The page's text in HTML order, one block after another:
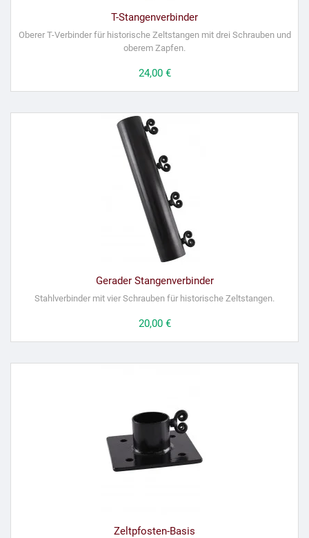
T-Stangenverbinder
Oberer T-Verbinder für historische Zeltstangen mit drei Schrauben und
oberem Zapfen.
Preis
24,00 €
Gerader Stangenverbinder
Stahlverbinder mit vier Schrauben für historische Zeltstangen.
Preis
20,00 €
Zeltpfosten-Basis